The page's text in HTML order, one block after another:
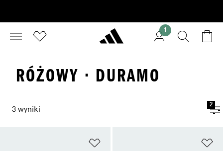
1
RÓŻOWY · DURAMO
3 wyniki
2